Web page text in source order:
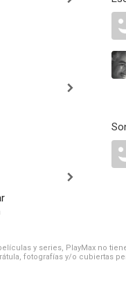
y series, PlayMax no
fotografías y/o cubiertas